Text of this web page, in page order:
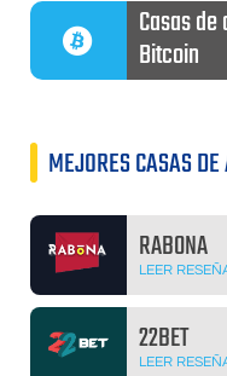
Casas
Bitcoin
MEJORES CASAS
RABONA
LEER
22BET
LEER